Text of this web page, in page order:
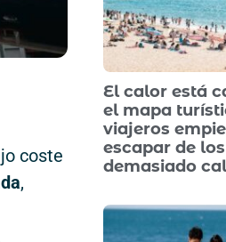
coste
,
El calor está
el mapa
viajeros
escapar de
demasiado